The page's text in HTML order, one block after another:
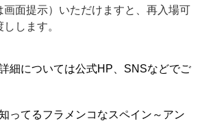
画面提示）いただけますと、再入場可
します。
細については公式HP、SNSなどでご
ってるフラメンコなスペイン～アン